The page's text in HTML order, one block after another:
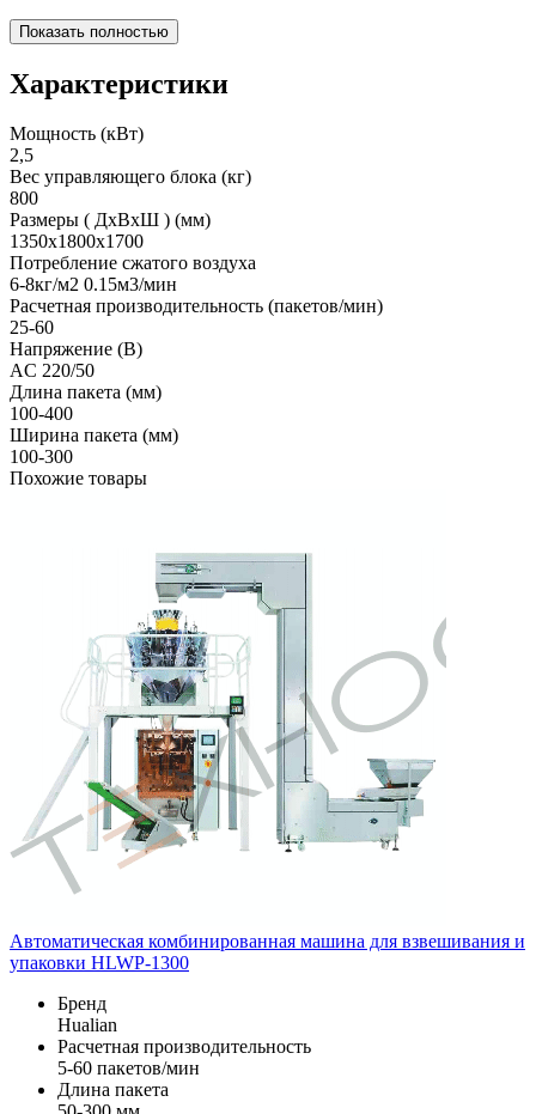
Показать полностью
Характеристики
Мощность (кВт)
2,5
Вес управляющего блока (кг)
800
Размеры ( ДхВхШ ) (мм)
1350х1800х1700
Потребление сжатого воздуха
6-8кг/м2 0.15м3/мин
Расчетная производительность (пакетов/мин)
25-60
Напряжение (В)
AC 220/50
Длина пакета (мм)
100-400
Ширина пакета (мм)
100-300
Похожие товары
Автоматическая комбинированная машина для взвешивания и
упаковки HLWP-1300
Бренд
Hualian
Расчетная производительность
5-60 пакетов/мин
Длина пакета